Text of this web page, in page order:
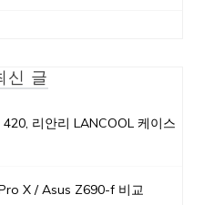
신 글
리안리 LANCOOL 케이스
X / Asus Z690-f 비교